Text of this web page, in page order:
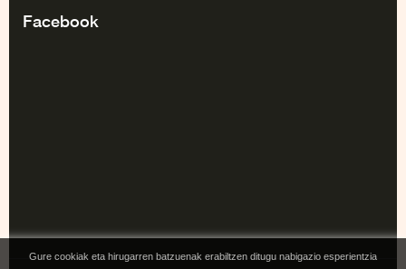
Facebook
Gure cookiak eta hirugarren batzuenak erabiltzen ditugu nabigazio esperientzia